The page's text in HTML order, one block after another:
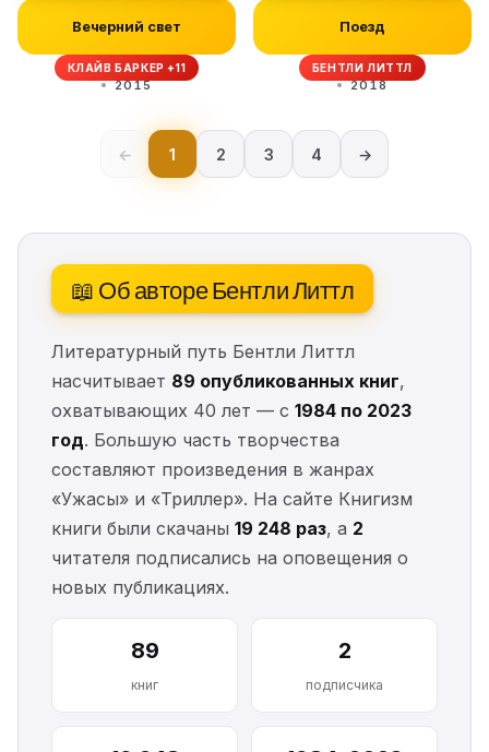
Вечерний свет
КЛАЙВ БАРКЕР +11
2015
Поезд
БЕНТЛИ ЛИТТЛ
2018
← 1 2 3 4 →
📖 Об авторе Бентли Литтл
Литературный путь Бентли Литтл
насчитывает 89 опубликованных книг,
охватывающих 40 лет — с 1984 по 2023
год. Большую часть творчества
составляют произведения в жанрах
«Ужасы» и «Триллер». На сайте Книгизм
книги были скачаны 19 248 раз, а 2
читателя подписались на оповещения о
новых публикациях.
89
книг
2
подписчика